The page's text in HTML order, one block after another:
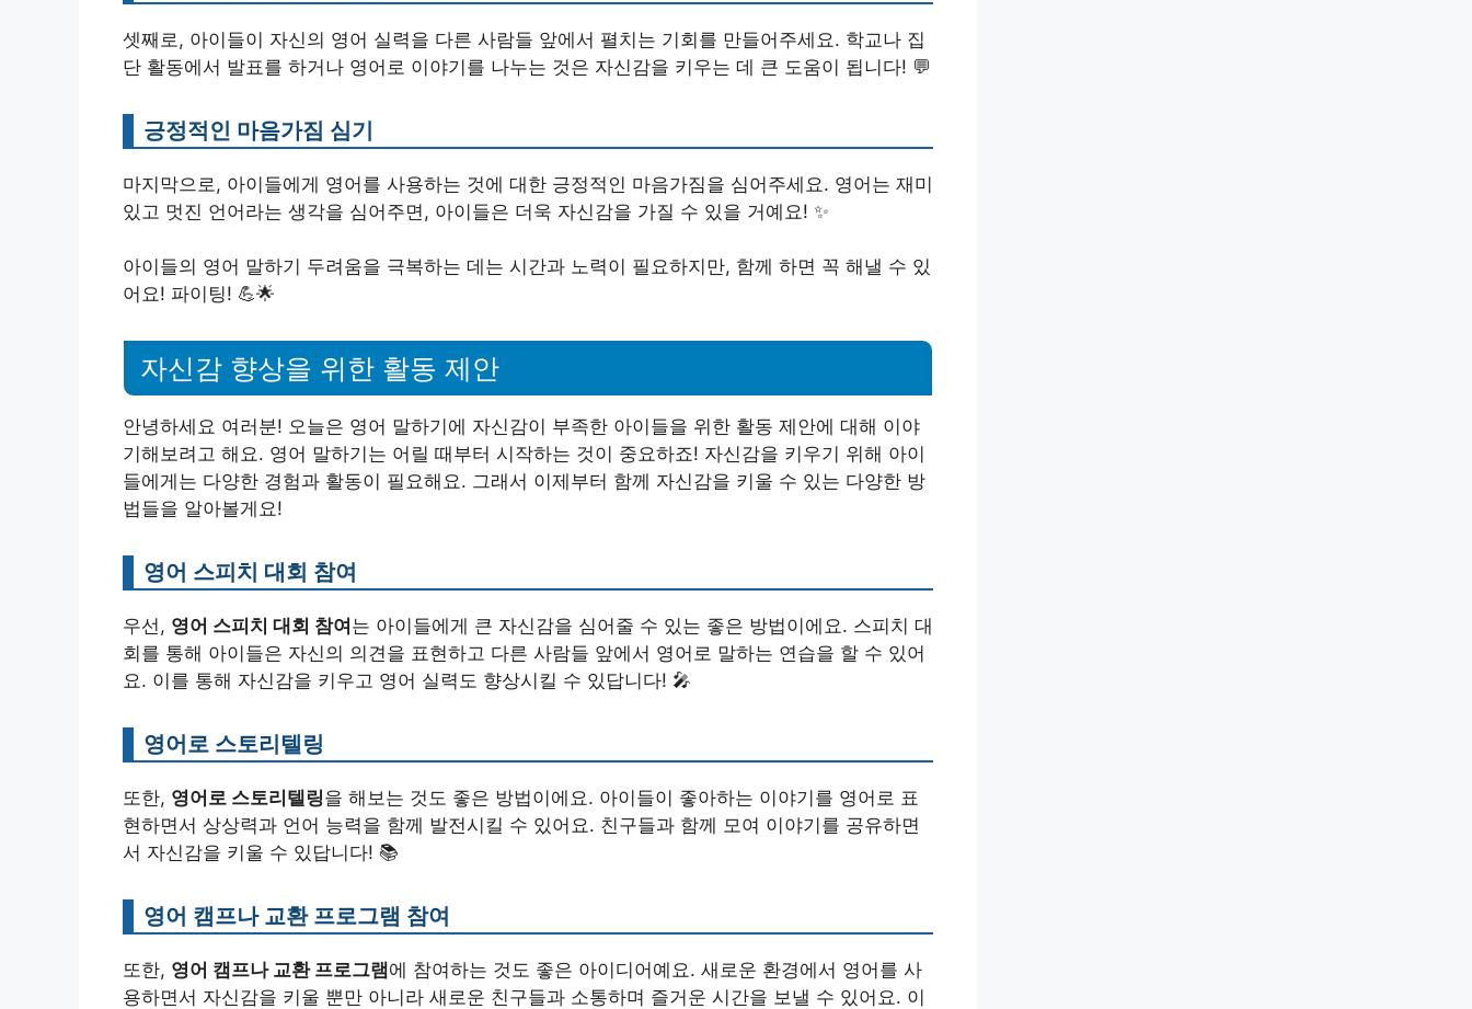
셋째로, 아이들이 자신의 영어 실력을 다른 사람들 앞에서 펼치는 기회를 만들어주세요. 학교나 집
단 활동에서 발표를 하거나 영어로 이야기를 나누는 것은 자신감을 키우는 데 큰 도움이 됩니다! 💬
긍정적인 마음가짐 심기
마지막으로, 아이들에게 영어를 사용하는 것에 대한 긍정적인 마음가짐을 심어주세요. 영어는 재미
있고 멋진 언어라는 생각을 심어주면, 아이들은 더욱 자신감을 가질 수 있을 거예요! ✨
아이들의 영어 말하기 두려움을 극복하는 데는 시간과 노력이 필요하지만, 함께 하면 꼭 해낼 수 있
어요! 파이팅! 💪🌟
자신감 향상을 위한 활동 제안
안녕하세요 여러분! 오늘은 영어 말하기에 자신감이 부족한 아이들을 위한 활동 제안에 대해 이야
기해보려고 해요. 영어 말하기는 어릴 때부터 시작하는 것이 중요하죠! 자신감을 키우기 위해 아이
들에게는 다양한 경험과 활동이 필요해요. 그래서 이제부터 함께 자신감을 키울 수 있는 다양한 방
법들을 알아볼게요!
영어 스피치 대회 참여
우선, 영어 스피치 대회 참여 는 아이들에게 큰 자신감을 심어줄 수 있는 좋은 방법이에요. 스피치 대
회를 통해 아이들은 자신의 의견을 표현하고 다른 사람들 앞에서 영어로 말하는 연습을 할 수 있어
요. 이를 통해 자신감을 키우고 영어 실력도 향상시킬 수 있답니다! 🎤
영어로 스토리텔링
또한, 영어로 스토리텔링을 해보는 것도 좋은 방법이에요. 아이들이 좋아하는 이야기를 영어로 표
현하면서 상상력과 언어 능력을 함께 발전시킬 수 있어요. 친구들과 함께 모여 이야기를 공유하면
서 자신감을 키울 수 있답니다! 📚
영어 캠프나 교환 프로그램 참여
또한, 영어 캠프나 교환 프로그램에 참여하는 것도 좋은 아이디어예요. 새로운 환경에서 영어를 사
용하면서 자신감을 키울 뿐만 아니라 새로운 친구들과 소통하며 즐거운 시간을 보낼 수 있어요. 이